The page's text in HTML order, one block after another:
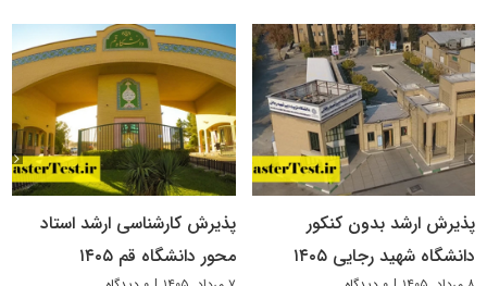
پذیرش ارشد بدون کنکور
دانشگاه شهید رجایی ۱۴۰۵
پذیرش کارشناسی ارشد استاد
محور دانشگاه قم ۱۴۰۵